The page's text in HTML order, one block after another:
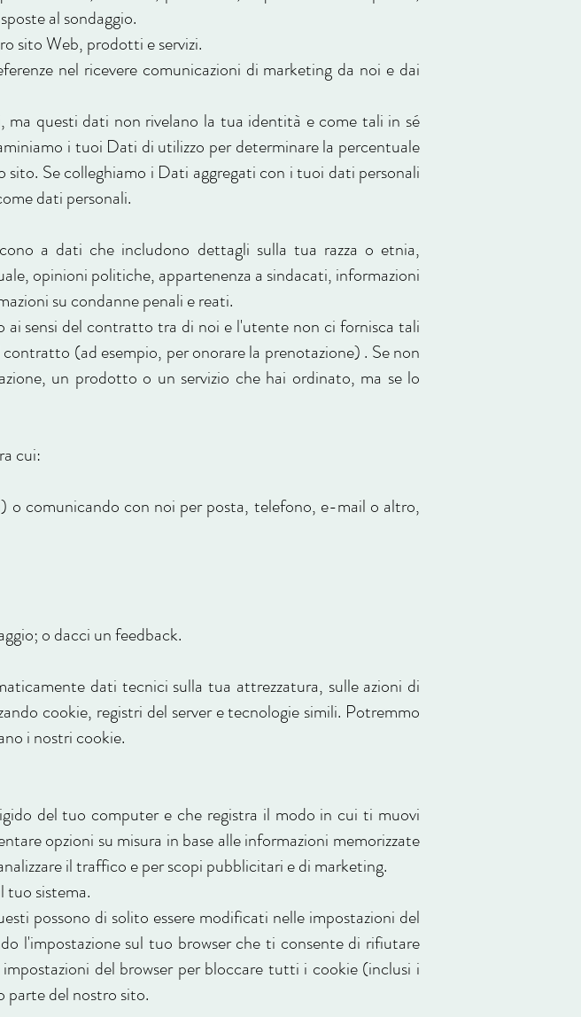
al sondaggio.
sito Web, prodotti e servizi.
nel ricevere comunicazioni di marketing da noi e dai
questi dati non rivelano la tua identità e come tali in sé
i tuoi Dati di utilizzo per determinare la percentuale
Se colleghiamo i Dati aggregati con i tuoi dati personali
dati personali.
a dati che includono dettagli sulla tua razza o etnia,
opinioni politiche, appartenenza a sindacati, informazioni
su condanne penali e reati.
ai sensi del contratto tra di noi e l'utente non ci fornisca tali
(ad esempio, per onorare la prenotazione) . Se non
un prodotto o un servizio che hai ordinato, ma se lo
cui:
comunicando con noi per posta, telefono, e-mail o altro,
o dacci un feedback.
dati tecnici sulla tua attrezzatura, sulle azioni di
cookie, registri del server e tecnologie simili. Potremmo
i nostri cookie.
del tuo computer e che registra il modo in cui ti muovi
opzioni su misura in base alle informazioni memorizzate
il traffico e per scopi pubblicitari e di marketing.
tuo sistema.
possono di solito essere modificati nelle impostazioni del
l'impostazione sul tuo browser che ti consente di rifiutare
del browser per bloccare tutti i cookie (inclusi i
parte del nostro sito.